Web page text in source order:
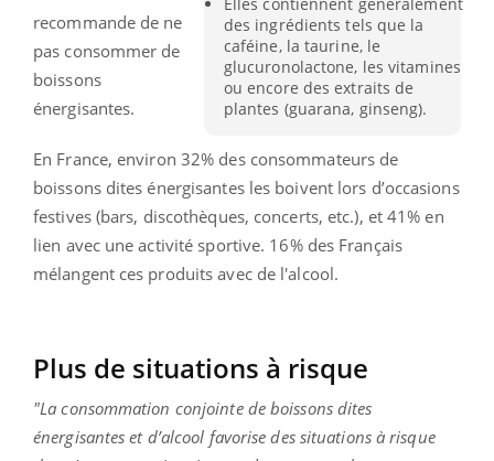
Elles contiennent généralement
des ingrédients tels que la
caféine, la taurine, le
glucuronolactone, les vitamines
ou encore des extraits de
plantes (guarana, ginseng).
recommande de ne
pas consommer de
boissons
énergisantes.
En France, environ 32% des consommateurs de
boissons dites énergisantes les boivent lors d’occasions
festives (bars, discothèques, concerts, etc.), et 41% en
lien avec une activité sportive. 16% des Français
mélangent ces produits avec de l'alcool.
Plus de situations à risque
"La consommation conjointe de boissons dites
énergisantes et d’alcool favorise des situations à risque